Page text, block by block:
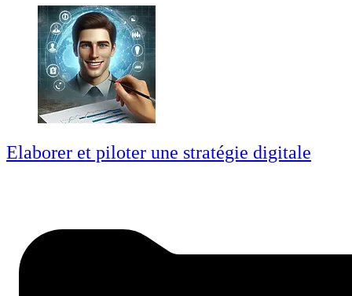
Elaborer et piloter une stratégie digitale